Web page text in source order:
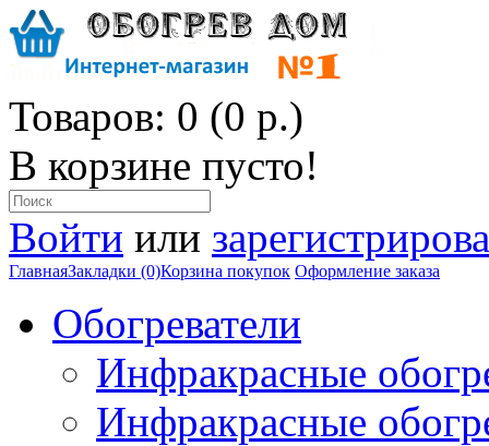
Товаров: 0 (0 р.)
В корзине пусто!
Войти или
ГлавнаяЗакладки (0)Корзина покупок Оформление заказа
Обогреватели
Инфракрасные
Инфракрасные